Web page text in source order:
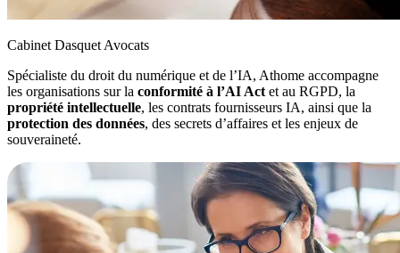
Cabinet Dasquet Avocats
Spécialiste du droit du numérique et de l’IA, Athome accompagne
les organisations sur la conformité à l’AI Act et au RGPD, la
propriété intellectuelle, les contrats fournisseurs IA, ainsi que la
protection des données, des secrets d’affaires et les enjeux de
souveraineté.